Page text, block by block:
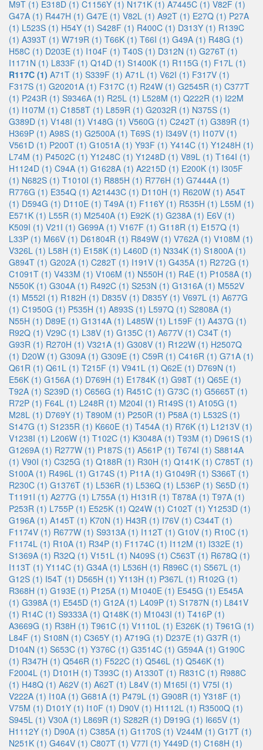
M9T (1) E318D (1) C1156Y (1) N171K (1) A7445C (1) V82F (1)
G47A (1) R447H (1) G47E (1) V82L (1) A92T (1) E27Q (1) P27A
(1) L523S (1) H54Y (1) S428F (1) R400C (1) D313Y (1) R139C
(1) A393T (1) W719R (1) T66K (1) T66I (1) G49A (1) R48G (1)
H58C (1) D203E (1) I104F (1) T40S (1) D312N (1) G276T (1)
I1171N (1) L833F (1) Q14D (1) S1400K (1) R115G (1) F17L (1)
R117C (1) A71T (1) S339F (1) A71L (1) V62I (1) F317V (1)
F317S (1) G20201A (1) F317C (1) R24W (1) G2545R (1) C377T
(1) P243R (1) S9346A (1) R25L (1) L528M (1) Q222R (1) I22M
(1) I107M (1) C1858T (1) L859R (1) G2032R (1) N375S (1)
G389D (1) V148I (1) V148G (1) V560G (1) C242T (1) G389R (1)
H369P (1) A98S (1) G2500A (1) T69S (1) I349V (1) I107V (1)
V561D (1) P200T (1) G1051A (1) Y93F (1) Y414C (1) Y1248H (1)
L74M (1) P4502C (1) Y1248C (1) Y1248D (1) V89L (1) T164I (1)
H1124D (1) C94A (1) G1628A (1) A2215D (1) E200K (1) I305F
(1) N682S (1) T1010I (1) R885H (1) R776H (1) G7444A (1)
R776G (1) E354Q (1) A21443C (1) D110H (1) R620W (1) A54T
(1) D594G (1) D110E (1) T49A (1) F116Y (1) R535H (1) L55M (1)
E571K (1) L55R (1) M2540A (1) E92K (1) G238A (1) E6V (1)
K509I (1) V21I (1) G699A (1) V167F (1) G118R (1) E157Q (1)
L33P (1) M66V (1) D61804R (1) R849W (1) V762A (1) V108M (1)
V326L (1) L58H (1) E158K (1) L460D (1) N334K (1) S1800A (1)
G894T (1) G202A (1) C282T (1) I191V (1) G435A (1) R272G (1)
C1091T (1) V433M (1) V106M (1) N550H (1) R4E (1) P1058A (1)
N550K (1) G304A (1) R492C (1) S253N (1) G1316A (1) M552V
(1) M552I (1) R182H (1) D835V (1) D835Y (1) V697L (1) A677G
(1) C1950G (1) P535H (1) A893S (1) L597Q (1) S2808A (1)
N55H (1) D89E (1) G1314A (1) L485W (1) L159F (1) A437G (1)
R92Q (1) V29C (1) L38V (1) G135C (1) A677V (1) C34T (1)
G93R (1) R270H (1) V321A (1) G308V (1) R122W (1) H2507Q
(1) D20W (1) G309A (1) G309E (1) C59R (1) C416R (1) G71A (1)
Q61R (1) Q61L (1) T215F (1) V941L (1) Q62E (1) D769N (1)
E56K (1) G156A (1) D769H (1) E1784K (1) G98T (1) Q65E (1)
T92A (1) S239D (1) C656G (1) R451C (1) G73C (1) G5665T (1)
R72P (1) F64L (1) L248R (1) M204I (1) R149S (1) A105G (1)
M28L (1) D769Y (1) T890M (1) P250R (1) P58A (1) L532S (1)
S147G (1) S1235R (1) K660E (1) T454A (1) R76K (1) L1213V (1)
V1238I (1) L206W (1) T102C (1) K3048A (1) T93M (1) D961S (1)
G1269A (1) R277W (1) P187S (1) A561P (1) T674I (1) S8814A
(1) V90I (1) C325G (1) Q188R (1) R30H (1) Q141K (1) C785T (1)
S100A (1) R496L (1) G174S (1) P11A (1) G1049R (1) S366T (1)
R230C (1) G1376T (1) L536R (1) L536Q (1) L536P (1) S65D (1)
T1191I (1) A277G (1) L755A (1) H131R (1) T878A (1) T97A (1)
P253R (1) L755P (1) E525K (1) Q24W (1) C102T (1) Y1253D (1)
G196A (1) A145T (1) K70N (1) H43R (1) I76V (1) C344T (1)
F1174V (1) R677W (1) S9313A (1) I112T (1) G10V (1) R10C (1)
F1174L (1) R10A (1) R34P (1) F1174C (1) I112M (1) I332E (1)
S1369A (1) R32Q (1) V151L (1) N409S (1) C563T (1) R678Q (1)
I113T (1) Y114C (1) G34A (1) L536H (1) R896C (1) S567L (1)
G12S (1) I54T (1) D565H (1) Y113H (1) P367L (1) R102G (1)
R368H (1) G193E (1) P125A (1) M1040E (1) E545G (1) E545A
(1) G398A (1) E545D (1) G12A (1) L409P (1) S1787N (1) L841V
(1) R14C (1) S9333A (1) Q148K (1) M1043I (1) T416P (1)
A3669G (1) R38H (1) T961C (1) V1110L (1) E326K (1) T961G (1)
L84F (1) S108N (1) C365Y (1) A719G (1) D237E (1) G37R (1)
D104N (1) S653C (1) Y376C (1) G3514C (1) G594A (1) G190C
(1) R347H (1) Q546R (1) F522C (1) Q546L (1) Q546K (1)
F2004L (1) D101H (1) T393C (1) A1330T (1) R831C (1) R988C
(1) H48Q (1) A62V (1) A62T (1) L84V (1) M165I (1) V75I (1)
V222A (1) I10A (1) G681A (1) P479L (1) G908R (1) Y318F (1)
V75M (1) D101Y (1) I10F (1) D90V (1) H1112L (1) R3500Q (1)
S945L (1) V30A (1) L869R (1) S282R (1) D919G (1) I665V (1)
H1112Y (1) D90A (1) C385A (1) G1170S (1) V244M (1) G17T (1)
N251K (1) G464V (1) C807T (1) V77I (1) Y449D (1) C168H (1)